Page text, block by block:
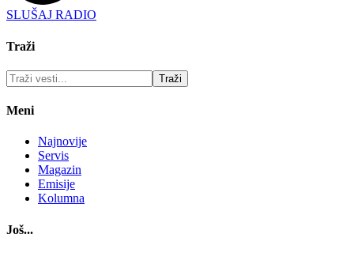
SLUŠAJ RADIO
Traži
Meni
Najnovije
Servis
Magazin
Emisije
Kolumna
Još...